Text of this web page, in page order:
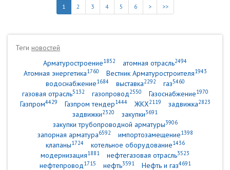
1 2 3 4 5 6 > >>
Теги новостей
Арматуростроение1852 атомная отрасль2494
Атомная энергетика1760 Вестник Арматуростроителя1943
водоснабжение1684 выставка2292 газ5460
газовая отрасль5132 газопровод2550 Газоснабжение1970
Газпром4429 Газпром тендер1444 ЖКХ2119 задвижка2823
задвижки2320 закупки3691
закупки трубопроводной арматуры3906
запорная арматура6592 импортозамещение1398
клапаны1724 котельное оборудование1436
модернизация1881 нефтегазовая отрасль3523
нефтепровод1715 нефть3591 Нефть и газ4691